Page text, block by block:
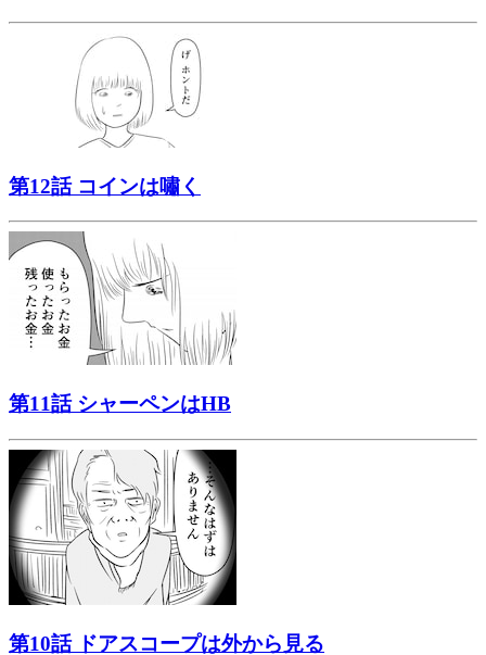
第12話 コインは嘯く
第11話 シャーペンはHB
第10話 ドアスコープは外から見る